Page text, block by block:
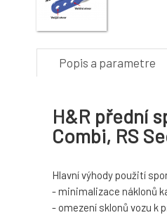
Popis a parametre
H&R přední
Combi, RS
Hlavní výhody použití
- minimalizace náklonů
- omezení sklonů vozu